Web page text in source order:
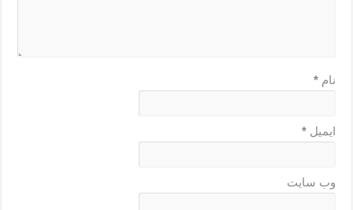
نام*
ایمیل*
وب‌ سایت